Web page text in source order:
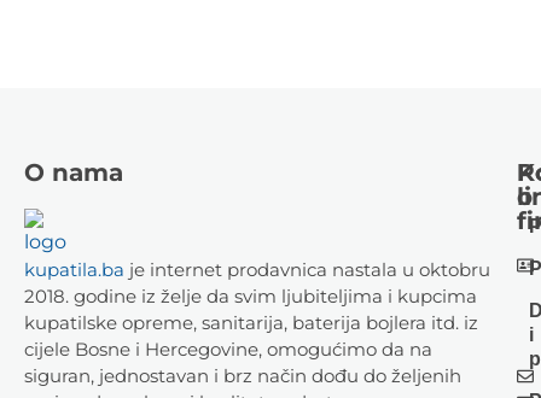
O nama
kupatila.ba je internet prodavnica nastala u oktobru
2018. godine iz želje da svim ljubiteljima i kupcima
kupatilske opreme, sanitarija, baterija bojlera itd. iz
cijele Bosne i Hercegovine, omogućimo da na
siguran, jednostavan i brz način dođu do željenih
i
o